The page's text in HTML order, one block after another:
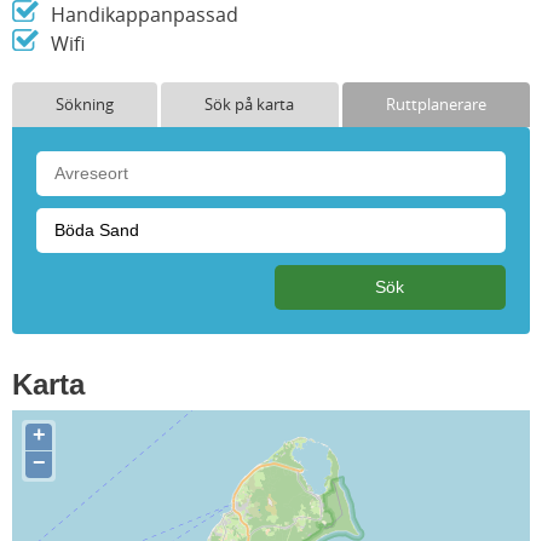
Handikappanpassad
Wifi
Sökning Sök på karta Ruttplanerare
Karta
+
−